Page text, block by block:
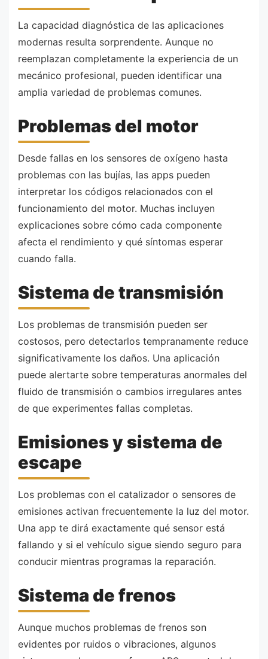
La capacidad diagnóstica de las aplicaciones
modernas resulta sorprendente. Aunque no
reemplazan completamente la experiencia de un
mecánico profesional, pueden identificar una
amplia variedad de problemas comunes.
Problemas del motor
Desde fallas en los sensores de oxígeno hasta
problemas con las bujías, las apps pueden
interpretar los códigos relacionados con el
funcionamiento del motor. Muchas incluyen
explicaciones sobre cómo cada componente
afecta el rendimiento y qué síntomas esperar
cuando falla.
Sistema de transmisión
Los problemas de transmisión pueden ser
costosos, pero detectarlos tempranamente reduce
significativamente los daños. Una aplicación
puede alertarte sobre temperaturas anormales del
fluido de transmisión o cambios irregulares antes
de que experimentes fallas completas.
Emisiones y sistema de
escape
Los problemas con el catalizador o sensores de
emisiones activan frecuentemente la luz del motor.
Una app te dirá exactamente qué sensor está
fallando y si el vehículo sigue siendo seguro para
conducir mientras programas la reparación.
Sistema de frenos
Aunque muchos problemas de frenos son
evidentes por ruidos o vibraciones, algunos